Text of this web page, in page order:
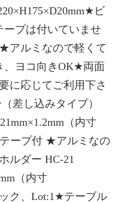
ビ
ープは付いていませ
アルミなので軽くて
ヨコ向きOK★両面
に応じてご利用下さ
差し込みタイプ）
（内寸
ープ付 ★アルミなの
ルダー HC-21
（内寸
ク、Lot:1★テーブル